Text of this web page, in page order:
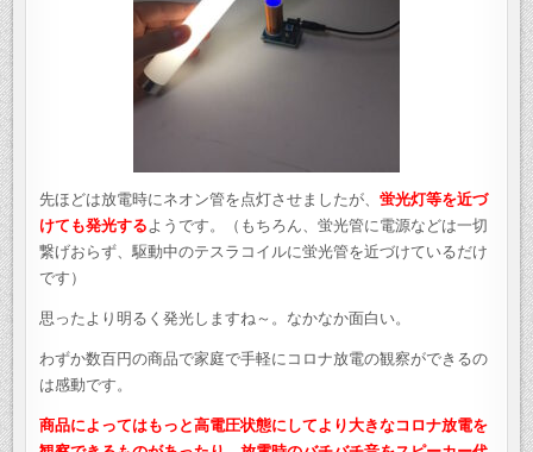
先ほどは放電時にネオン管を点灯させましたが、蛍光灯等を近づ
けても発光する ようです。（もちろん、蛍光管に電源などは一切
繋げおらず、駆動中のテスラコイルに蛍光管を近づけているだけ
です）
思ったより明るく発光しますね～。なかなか面白い。
わずか数百円の商品で家庭で手軽にコロナ放電の観察ができるの
は感動です。
商品によってはもっと高電圧状態にしてより大きなコロナ放電を